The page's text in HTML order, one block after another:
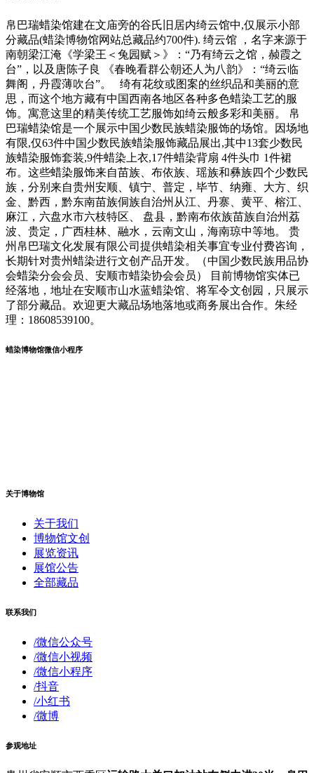
帛巴瑞蜡染馆建在文庙旁的谷氏旧居内绮云馆中,仅展示小部
分藏品(蜡染博物馆网站总藏品约700件). 绮云馆 ，名字来源于
南朝梁江淹《学梁王＜兔园赋＞》：“乃有绮云之馆，赪霞之
台”，以及唐陈子良 《春晚看群公朝还人为八韵》：“绮云临
舞阁，丹霞薄吹台”。 绮有花纹或图案的丝织品和美丽的意
思，而这个地方藏有中国西南各地区各种多色蜡染工艺的服
饰。寓意这里的精美传统工艺服饰如绮云般多彩和美丽。 帛
巴瑞蜡染馆是一个展示中国少数民族蜡染服饰的场馆。因场地
有限,仅63件中国少数民族蜡染服饰藏品展出,其中13套少数民
族蜡染服饰套装,9件蜡染上衣,17件蜡染背扇 4件头巾 1件裙
布。这些蜡染服饰来自苗族、布依族、瑶族和彝族四个少数民
族，分别来自贵州安顺、镇宁、普定，毕节、纳雍、大方、织
金、黔西，黔东南苗族侗族自治州从江、丹寨、黄平、榕江、
麻江，六盘水市六枝特区、 盘县，黔南布依族苗族自治州荔
波、贵定，广西桂林、融水，云南文山，海南琼中等地。 贵
州帛巴瑞文化发展有限公司提供蜡染相关事宜专业付费咨询，
长期针对贵州蜡染进行文创产品开发。（中国少数民族用品协
会蜡染分会会员、安顺市蜡染协会会员） 目前博物馆实体已
经落地，地址在安顺市山水蓝蜡染馆、将军令文创园，只展示
了部分藏品。欢迎更大藏品场地落地或商务展出合作。朱经
理：18608539100。
蜡染博物馆微信小程序
关于博物馆
关于我们
博物馆文创
展览资讯
展馆公告
全部藏品
联系我们
/微信公众号
/微信小视频
/微信小程序
/抖音
/小红书
/微博
参观地址